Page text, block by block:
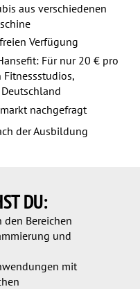
aus verschiedenen
Verfügung
Für nur 20 € pro
nachgefragt
der Ausbildung
DU:
den Bereichen
und
mit